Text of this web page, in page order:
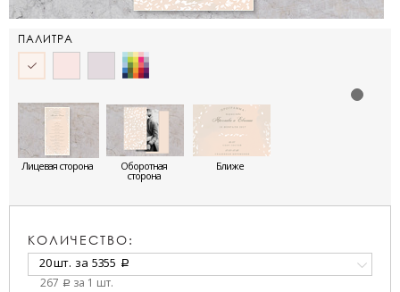
ПАЛИТРА
Лицевая сторона Оборотная
сторона
Ближе
КОЛИЧЕСТВО:
20 шт. за 5355 a
267 a за 1 шт.